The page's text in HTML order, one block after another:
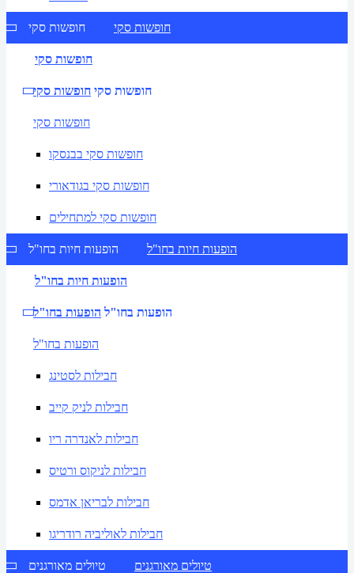
חופשות סקי חופשות סקי
חופשות סקי
חופשות סקי חופשות סקי
חופשות סקי
חופשות סקי בבנסקו
חופשות סקי בגודאורי
חופשות סקי למתחילים
הופעות חיות בחו"ל הופעות חיות בחו"ל
הופעות חיות בחו"ל
הופעות בחו"ל הופעות בחו"ל
הופעות בחו"ל
חבילות לסטינג
חבילות לניק קייב
חבילות לאנדרה ריו
חבילות לניקוס ורטיס
חבילות לבריאן אדמס
חבילות לאוליביה רודריגו
טיולים מאורגנים טיולים מאורגנים